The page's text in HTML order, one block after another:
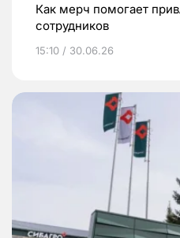
Как мерч помогает
сотрудников
15:10 / 30.06.26